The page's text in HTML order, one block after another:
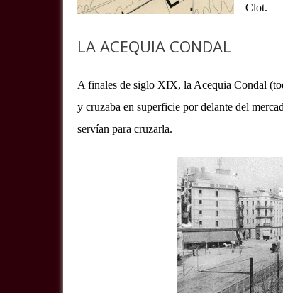
Clot.
LA ACEQUIA CONDAL
A finales de siglo XIX, la Acequia Condal
y cruzaba en superficie por delante del
servían para cruzarla.